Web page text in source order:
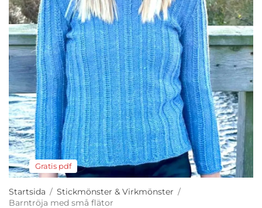
Gratis pdf
Startsida / Stickmönster & Virkmönster /
Barntröja med små flätor